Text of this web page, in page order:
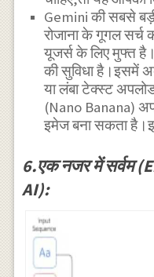
Gemini की सबसे
रोजाना के गूगल सर्च
यूजर्स के लिए मुफ्त
की सुविधा है।इसमें
या लंबा टेक्स्ट
(Nano Banana)
इमेज बना सकता
6.एक नजर में सर्वम
AI):